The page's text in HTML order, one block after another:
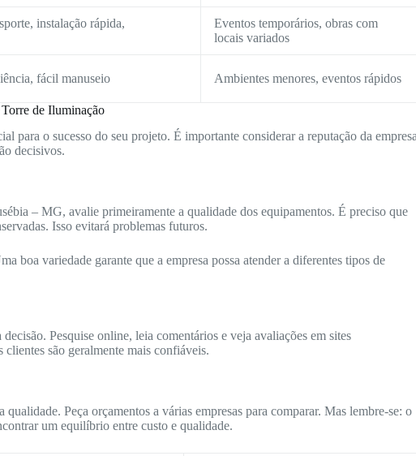
instalação rápida,
Eventos temporários, obras com
locais variados
fácil manuseio Ambientes menores, eventos rápidos
de Iluminação
para o sucesso do seu projeto. É importante considerar a reputação da empresa
decisivos.
– MG, avalie primeiramente a qualidade dos equipamentos. É preciso que
Isso evitará problemas futuros.
boa variedade garante que a empresa possa atender a diferentes tipos de
Pesquise online, leia comentários e veja avaliações em sites
são geralmente mais confiáveis.
Peça orçamentos a várias empresas para comparar. Mas lembre-se: o
um equilíbrio entre custo e qualidade.